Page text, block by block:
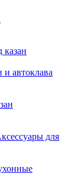
казан
и автоклава
для